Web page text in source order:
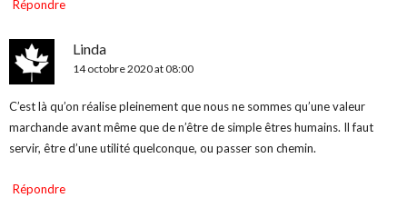
Répondre
Linda
14 octobre 2020 at 08:00
C’est là qu’on réalise pleinement que nous ne sommes qu’une valeur
marchande avant même que de n’être de simple êtres humains. Il faut
servir, être d’une utilité quelconque, ou passer son chemin.
Répondre